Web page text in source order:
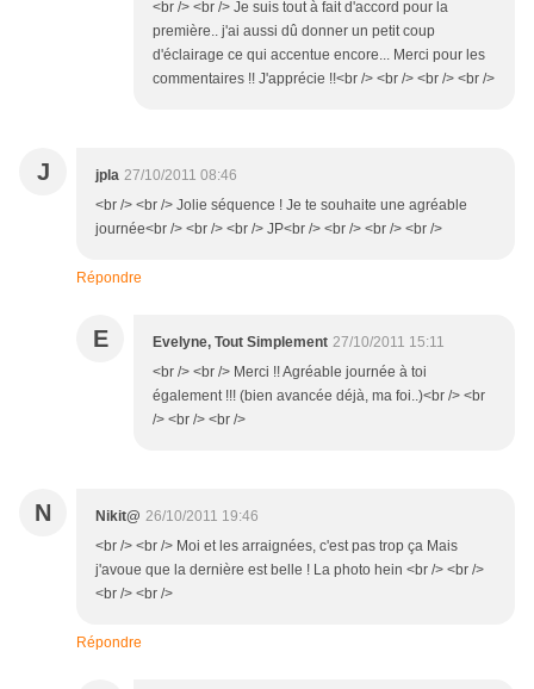
<br /> <br /> Je suis tout à fait d'accord pour la
première.. j'ai aussi dû donner un petit coup
d'éclairage ce qui accentue encore... Merci pour les
commentaires !! J'apprécie !!<br /> <br /> <br /> <br />
J jpla 27/10/2011 08:46
<br /> <br /> Jolie séquence ! Je te souhaite une agréable
journée<br /> <br /> <br /> JP<br /> <br /> <br /> <br />
Répondre
E Evelyne, Tout Simplement 27/10/2011 15:11
<br /> <br /> Merci !! Agréable journée à toi
également !!! (bien avancée déjà, ma foi..)<br /> <br
/> <br /> <br />
N Nikit@ 26/10/2011 19:46
<br /> <br /> Moi et les arraignées, c'est pas trop ça Mais
j'avoue que la dernière est belle ! La photo hein <br /> <br />
<br /> <br />
Répondre